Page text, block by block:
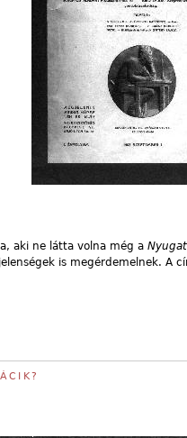
aki ne látta volna még a Nyugat
is megérdemelnek. A